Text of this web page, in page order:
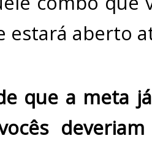
estará aberto
que a meta